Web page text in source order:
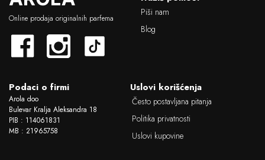
o
g
Online prodaja originalnih parfema
Piši nam
Blog
Podaci o firmi
Arola doo
Bulevar Kralja Aleksandra 18
PIB : 114061831
MB : 21965758
Uslovi korišćenja
Često postavljana pitanja
Politika privatnosti
Uslovi kupovine